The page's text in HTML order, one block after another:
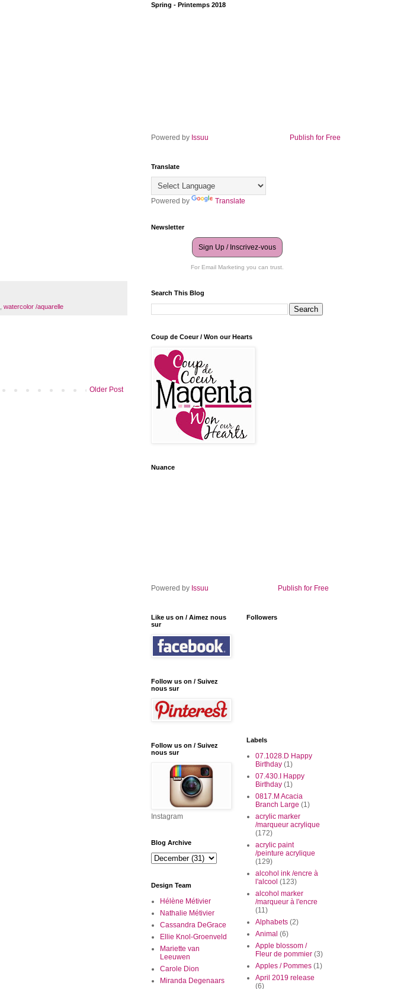
, watercolor /aquarelle
Older Post
Spring - Printemps 2018
Powered by Issuu Publish for Free
Translate
Powered by Translate
Newsletter
Sign Up / Inscrivez-vous
For Email Marketing you can trust.
Search This Blog
Coup de Coeur / Won our Hearts
Nuance
Powered by Issuu Publish for Free
Like us on / Aimez nous
sur
Follow us on / Suivez
nous sur
Follow us on / Suivez
nous sur
Instagram
Blog Archive
Design Team
Hélène Métivier
Nathalie Métivier
Cassandra DeGrace
Ellie Knol-Groenveld
Mariette van
Leeuwen
Carole Dion
Miranda Degenaars
Followers
Labels
07.1028.D Happy
Birthday (1)
07.430.I Happy
Birthday (1)
0817.M Acacia
Branch Large (1)
acrylic marker
/marqueur acrylique
(172)
acrylic paint
/peinture acrylique
(129)
alcohol ink /encre à
l'alcool (123)
alcohol marker
/marqueur à l'encre
(11)
Alphabets (2)
Animal (6)
Apple blossom /
Fleur de pommier (3)
Apples / Pommes (1)
April 2019 release
(6)